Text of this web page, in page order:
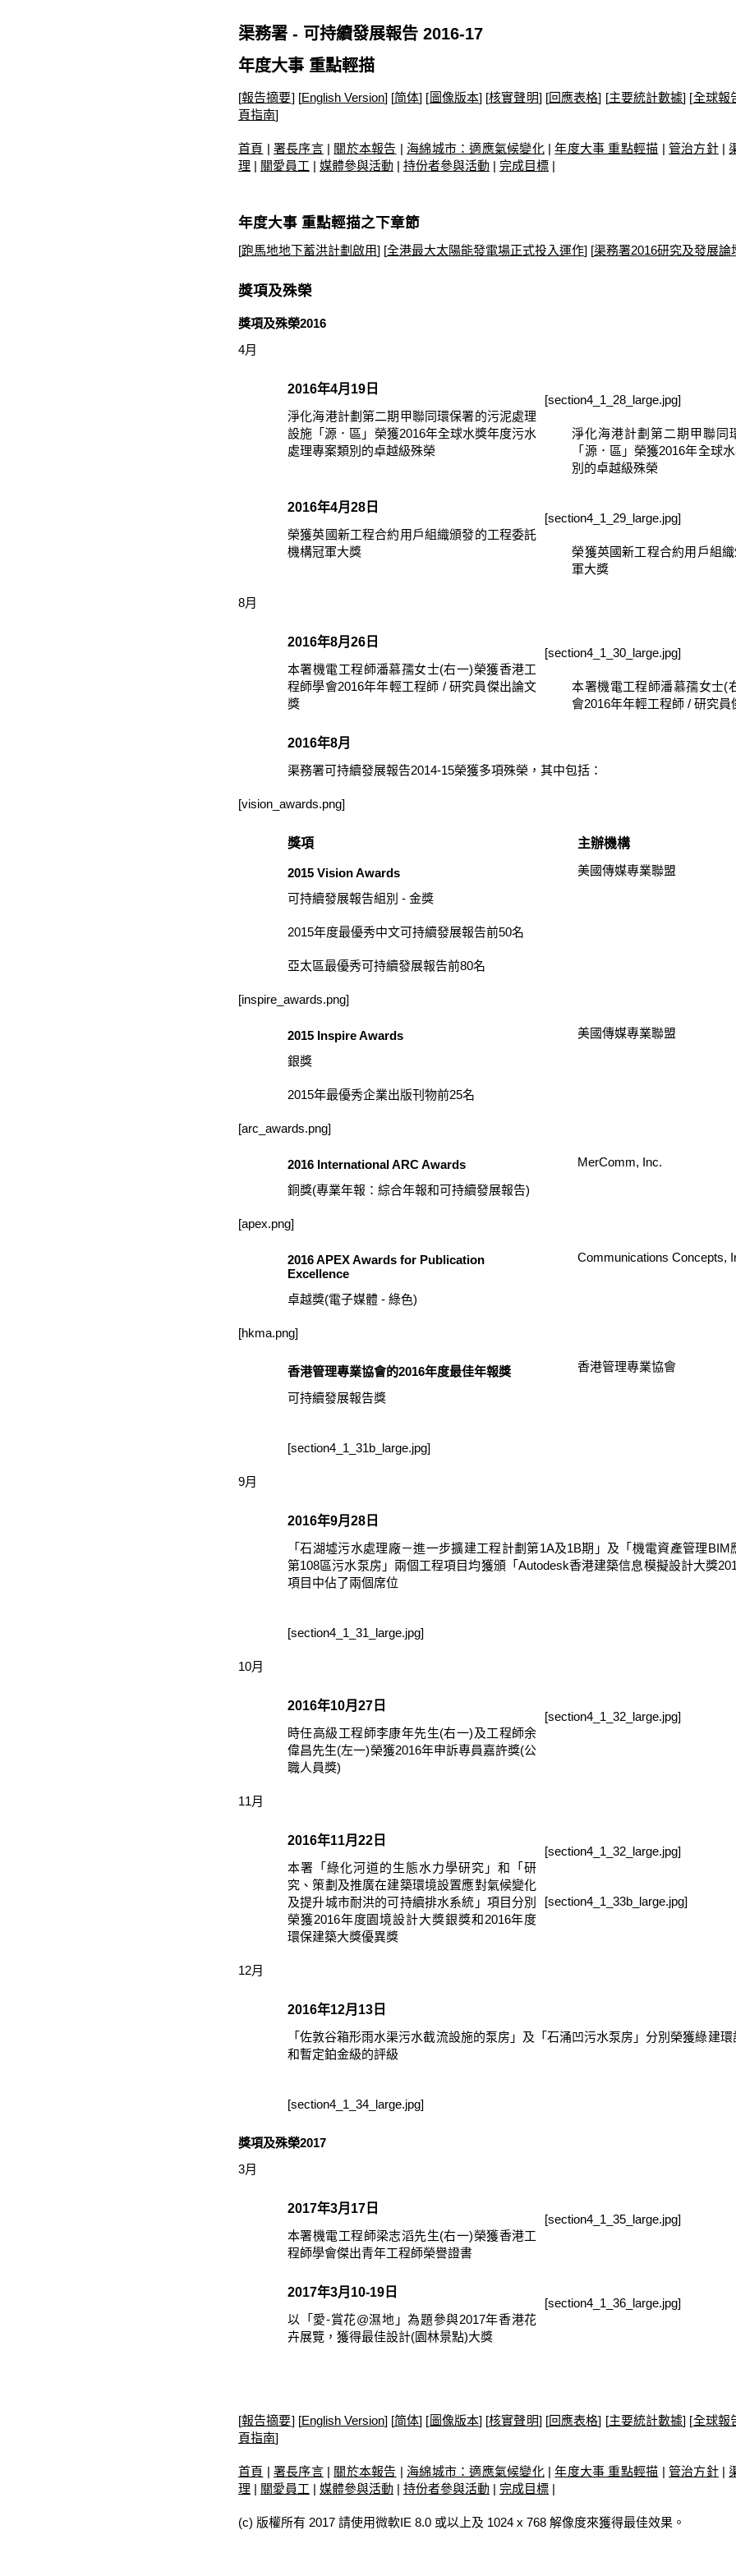
渠務署 - 可持續發展報告 2016-17
年度大事 重點輕描
[報告摘要][English Version] [简体] [ 圖像版本] [核實聲明] [回應表格] [主要統計數據] [全球報
頁指南]
首頁 | 署長序言| 關於本報告 | 海綿城市：適應氣候變化|年度大事 重點輕描 | 管治方針|
理 | 關愛員工 | 媒體參與活動 | 持份者參與活動 | 完成目標 |
年度大事 重點輕描之下章節
[跑馬地地下蓄洪計劃啟用] [全港最大太陽能發電場正式投入運作] [渠務署2016研究及發展論
獎項及殊榮
獎項及殊榮2016
4月
2016年4月19日
淨化海港計劃第二期甲聯同環保署的污泥處理
設施「源．區」榮獲2016年全球水獎年度污水
處理專案類別的卓越級殊榮
[section4_1_28_large.jpg]
淨化海港計劃第二期甲聯同
「源．區」榮獲2016年全球
別的卓越級殊榮
2016年4月28日
榮獲英國新工程合約用戶組織頒發的工程委託
機構冠軍大獎
[section4_1_29_large.jpg]
榮獲英國新工程合約用戶組
軍大獎
8月
2016年8月26日
本署機電工程師潘慕孺女士(右一)榮獲香港工
程師學會2016年年輕工程師 / 研究員傑出論文
獎
[section4_1_30_large.jpg]
本署機電工程師潘慕孺女士(
會2016年年輕工程師 / 研究員
2016年8月
渠務署可持續發展報告2014-15榮獲多項殊榮，其中包括：
[vision_awards.png]
獎項
2015 Vision Awards
可持續發展報告組別 - 金獎
2015年度最優秀中文可持續發展報告前50名
亞太區最優秀可持續發展報告前80名
主辦機構
美國傳媒專業聯盟
[inspire_awards.png]
2015 Inspire Awards
銀獎
2015年最優秀企業出版刊物前25名
美國傳媒專業聯盟
[arc_awards.png]
2016 International ARC Awards
銅獎(專業年報：綜合年報和可持續發展報告)
MerComm, Inc.
[apex.png]
2016 APEX Awards for Publication
Excellence
卓越獎(電子媒體 - 綠色)
Communications Concepts,
[hkma.png]
香港管理專業協會的2016年度最佳年報獎
可持續發展報告獎
[section4_1_31b_large.jpg]
香港管理專業協會
9月
2016年9月28日
「石湖墟污水處理廠－進一步擴建工程計劃第1A及1B期」及「機電資產管理
第108區污水泵房」兩個工程項目均獲頒「Autodesk香港建築信息模擬設計大獎
項目中佔了兩個席位
[section4_1_31_large.jpg]
10月
2016年10月27日
時任高級工程師李康年先生(右一)及工程師余
偉昌先生(左一)榮獲2016年申訴專員嘉許獎(公
職人員獎)
[section4_1_32_large.jpg]
11月
2016年11月22日
本署「綠化河道的生態水力學研究」和「研
究、策劃及推廣在建築環境設置應對氣候變化
及提升城市耐洪的可持續排水系統」項目分別
榮獲2016年度園境設計大獎銀獎和2016年度
環保建築大獎優異獎
[section4_1_32_large.jpg]
[section4_1_33b_large.jpg]
12月
2016年12月13日
「佐敦谷箱形雨水渠污水截流設施的泵房」及「石涌凹污水泵房」分別榮獲綠建
和暫定鉑金級的評級
[section4_1_34_large.jpg]
獎項及殊榮2017
3月
2017年3月17日
本署機電工程師梁志滔先生(右一)榮獲香港工
程師學會傑出青年工程師榮譽證書
[section4_1_35_large.jpg]
2017年3月10-19日
以「愛-賞花@濕地」為題參與2017年香港花
卉展覽，獲得最佳設計(園林景點)大獎
[section4_1_36_large.jpg]
[報告摘要][English Version] [简体] [ 圖像版本] [核實聲明] [回應表格] [主要統計數據] [全球報
頁指南]
首頁 | 署長序言| 關於本報告 | 海綿城市：適應氣候變化|年度大事 重點輕描 | 管治方針|
理 | 關愛員工 | 媒體參與活動 | 持份者參與活動 | 完成目標 |
(c) 版權所有 2017 請使用微軟IE 8.0 或以上及 1024 x 768 解像度來獲得最佳效果。